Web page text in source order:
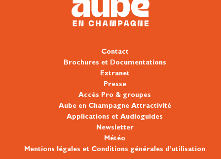
Contact
Brochures et Documentations
Extranet
Presse
Accès Pro & groupes
Aube en Champagne Attractivité
Applications et Audioguides
Newsletter
Météo
Mentions légales et Conditions générales d’utilisation